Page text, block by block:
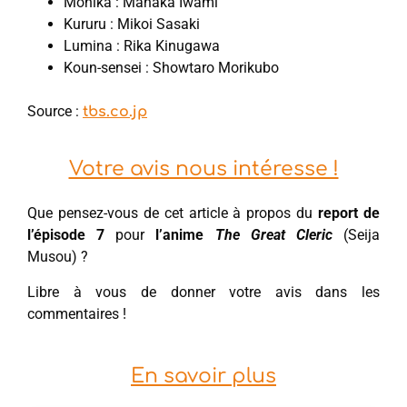
Kururu : Mikoi Sasaki
Lumina : Rika Kinugawa
Koun-sensei : Showtaro Morikubo
Source : tbs.co.jp
Votre avis nous intéresse !
Que pensez-vous de cet article à propos dureport de
l’épisode 7 pour l’anime The Great Cleric(Seija
Musou) ?
Libre à vous de donner votre avis dans les
commentaires !
En savoir plus